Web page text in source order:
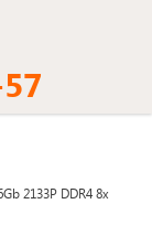
2133P DDR4 8x